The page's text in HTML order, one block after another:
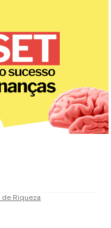
de Riqueza